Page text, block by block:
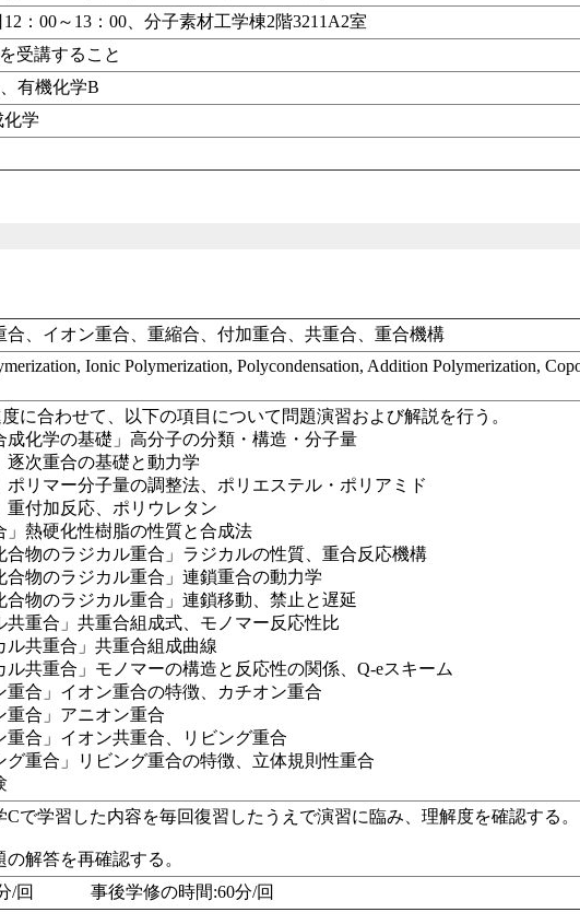
：00～13：00、分子素材工学棟2階3211A2室
受講すること
有機化学B
化学
合、イオン重合、重縮合、付加重合、共重合、重合機構
Ionic Polymerization, Polycondensation, Addition Polymerization,
に合わせて、以下の項目について問題演習および解説を行う。
成化学の基礎」高分子の分類・構造・分子量
逐次重合の基礎と動力学
ポリマー分子量の調整法、ポリエステル・ポリアミド
重付加反応、ポリウレタン
」熱硬化性樹脂の性質と合成法
合物のラジカル重合」ラジカルの性質、重合反応機構
合物のラジカル重合」連鎖重合の動力学
合物のラジカル重合」連鎖移動、禁止と遅延
共重合」共重合組成式、モノマー反応性比
ル共重合」共重合組成曲線
ル共重合」モノマーの構造と反応性の関係、Q-eスキーム
重合」イオン重合の特徴、カチオン重合
重合」アニオン重合
重合」イオン共重合、リビング重合
グ重合」リビング重合の特徴、立体規則性重合
で学習した内容を毎回復習したうえで演習に臨み、理解度を確認する。
解答を再確認する。
分/回 事後学修の時間:60分/回